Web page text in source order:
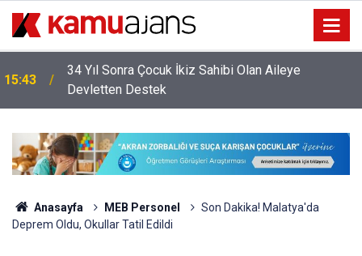
13:41
Okullara 60 Binden Fazla Temizlik ve Güvenlik
Personeli Alımı Yapılacak
Anasayfa MEB Personel
Son Dakika! Malatya'da
Deprem Oldu, Okullar Tatil Edildi